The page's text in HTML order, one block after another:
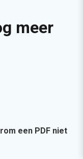
meer
een PDF niet